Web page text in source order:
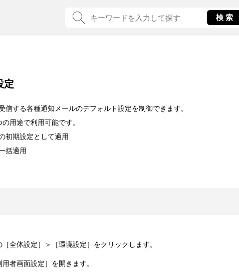
定
信する各種通知メールのデフォルト設定を制御できます。
用途で利用可能です。
初期設定として適用
括適用
全体設定］＞［環境設定］をクリックします。
者画面設定］を開きます。